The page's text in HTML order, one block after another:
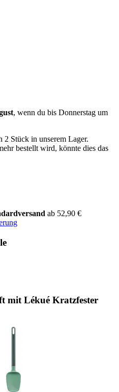
, wenn du bis Donnerstag um
Stück in unserem Lager.
bestellt wird, könnte dies das
ab 52,90 €
mit Lékué Kratzfester